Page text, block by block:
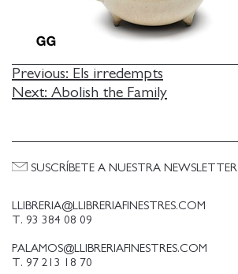
NAVEGACIÓN
DE
Previous: Els irredempts
Next: Abolish the Family
LLIBRERIA@LLIBRERIAFINESTRES.COM
T. 93 384 08 09
PALAMOS@LLIBRERIAFINESTRES.COM
T. 97 213 18 70
SUSCRÍBETE A NUESTRA NEWSLETTER